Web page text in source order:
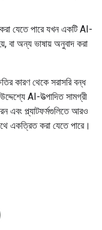
যেতে পারে যখন একটি AI-
বা অন্য ভাষায় অনুবাদ করা
কারণ থেকে সরাসরি বন্ধ
AI-উত্পাদিত সামগ্রী
এবং প্ল্যাটফর্মগুলিতে আরও
একত্রিত করা যেতে পারে।